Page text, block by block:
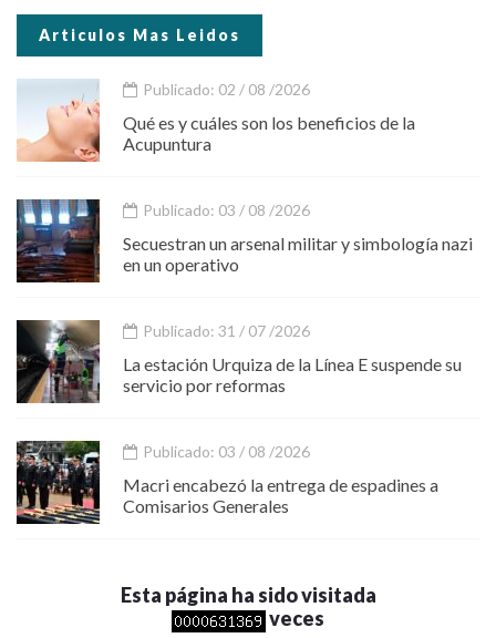
Articulos Mas Leidos
Publicado: 02 / 08 /2026
Qué es y cuáles son los beneficios de la
Acupuntura
Publicado: 03 / 08 /2026
Secuestran un arsenal militar y simbología nazi
en un operativo
Publicado: 31 / 07 /2026
La estación Urquiza de la Línea E suspende su
servicio por reformas
Publicado: 03 / 08 /2026
Macri encabezó la entrega de espadines a
Comisarios Generales
Esta página ha sido visitada
veces